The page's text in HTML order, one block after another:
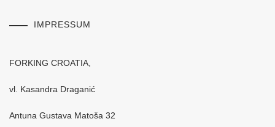
IMPRESSUM
FORKING CROATIA,
vl. Kasandra Draganić
Antuna Gustava Matoša 32